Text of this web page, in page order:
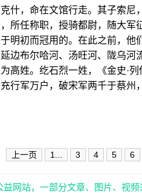
什，命在文馆行走。其子索
所任称职，授骑都尉，随大军
明初而冠用的。在此之前，
边布尔哈河、汤旺河、陇乌
高姓。纥石烈一姓，《金史·
行军万户，破宋军两千于蔡
上一页 1... 3 4 5 6
益网站，一部分文章、图片、视